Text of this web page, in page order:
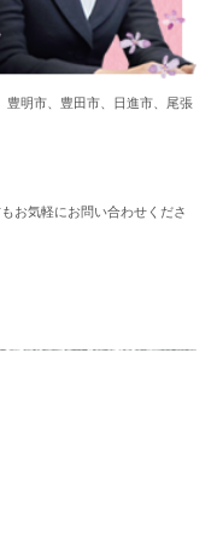
明市、豊田市、日進市、尾張
お気軽にお問い合わせくださ